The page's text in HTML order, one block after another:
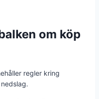
om köp
regler kring